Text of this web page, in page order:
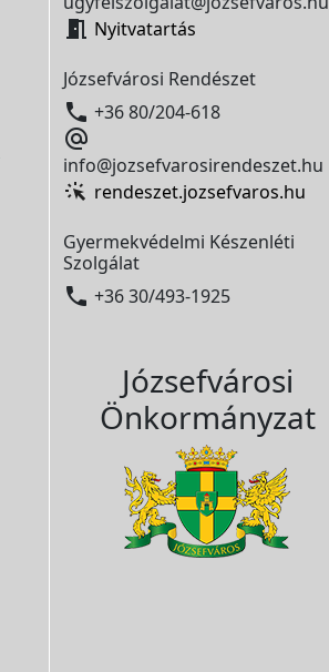
 Nyitvatartás
Józsefvárosi Rendészet
 +36 80/204-618

info@jozsefvarosirendeszet.hu
rendeszet.jozsefvaros.hu
Gyermekvédelmi Készenléti
Szolgálat
 +36 30/493-1925
Józsefvárosi
Önkormányzat